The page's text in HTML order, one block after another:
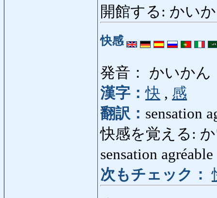
開館する: かい
快感
発音： かいかん
漢字：快 , 感
翻訳： sensation
快感を覚える:
sensation
次もチェック：